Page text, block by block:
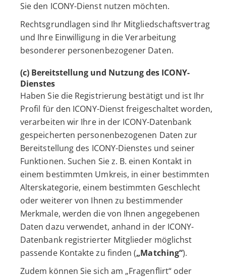
Sie den ICONY-Dienst nutzen möchten.
Rechtsgrundlagen sind Ihr Mitgliedschaftsvertrag
und Ihre Einwilligung in die Verarbeitung
besonderer personenbezogener Daten.
(c) Bereitstellung und Nutzung des ICONY-
Dienstes
Haben Sie die Registrierung bestätigt und ist Ihr
Profil für den ICONY-Dienst freigeschaltet worden,
verarbeiten wir Ihre in der ICONY-Datenbank
gespeicherten personenbezogenen Daten zur
Bereitstellung des ICONY-Dienstes und seiner
Funktionen. Suchen Sie z. B. einen Kontakt in
einem bestimmten Umkreis, in einer bestimmten
Alterskategorie, einem bestimmten Geschlecht
oder weiterer von Ihnen zu bestimmender
Merkmale, werden die von Ihnen angegebenen
Daten dazu verwendet, anhand in der ICONY-
Datenbank registrierter Mitglieder möglichst
passende Kontakte zu finden („Matching“).
Zudem können Sie sich am „Fragenflirt“ oder